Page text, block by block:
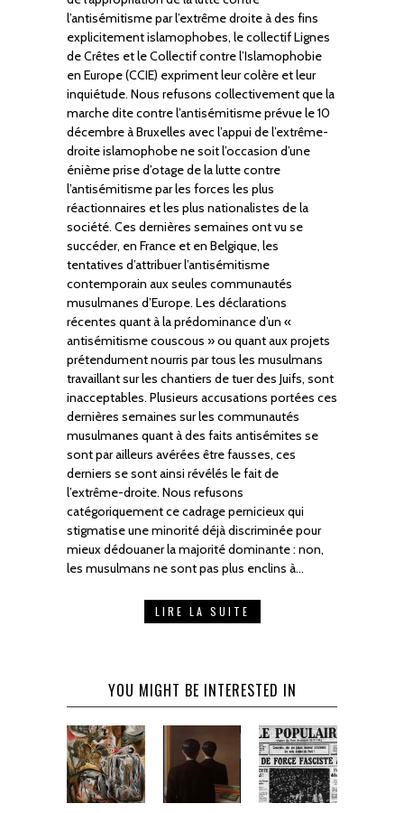
l’antisémitisme par l’extrême droite à des fins
explicitement islamophobes, le collectif Lignes
de Crêtes et le Collectif contre l’Islamophobie
en Europe (CCIE) expriment leur colère et leur
inquiétude. Nous refusons collectivement que la
marche dite contre l’antisémitisme prévue le 10
décembre à Bruxelles avec l’appui de l’extrême-
droite islamophobe ne soit l’occasion d’une
énième prise d’otage de la lutte contre
l’antisémitisme par les forces les plus
réactionnaires et les plus nationalistes de la
société. Ces dernières semaines ont vu se
succéder, en France et en Belgique, les
tentatives d’attribuer l’antisémitisme
contemporain aux seules communautés
musulmanes d’Europe. Les déclarations
récentes quant à la prédominance d’un «
antisémitisme couscous » ou quant aux projets
prétendument nourris par tous les musulmans
travaillant sur les chantiers de tuer des Juifs, sont
inacceptables. Plusieurs accusations portées ces
dernières semaines sur les communautés
musulmanes quant à des faits antisémites se
sont par ailleurs avérées être fausses, ces
derniers se sont ainsi révélés le fait de
l’extrême-droite. Nous refusons
catégoriquement ce cadrage pernicieux qui
stigmatise une minorité déjà discriminée pour
mieux dédouaner la majorité dominante : non,
les musulmans ne sont pas plus enclins à…
LIRE LA SUITE
YOU MIGHT BE INTERESTED IN